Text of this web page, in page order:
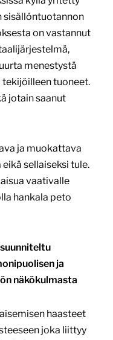
sisällöntuotannon
on vastannut
menestystä
tuoneet.
jotain saanut
ja muokattava
sellaiseksi tule.
vaativalle
hankala peto
ja
näkökulmasta
haasteet
joka liittyy